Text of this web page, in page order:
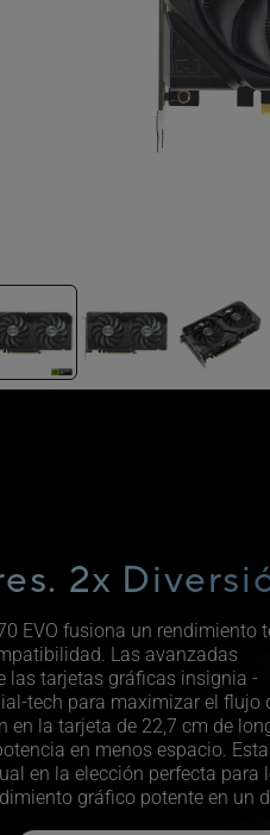
2x
EVO fusiona un rendimiento
Las avanzadas
las tarjetas gráficas insignia -
tech para maximizar el flujo
en la tarjeta de 22,7 cm de
en menos espacio.
en la elección perfecta para
gráfico potente en un